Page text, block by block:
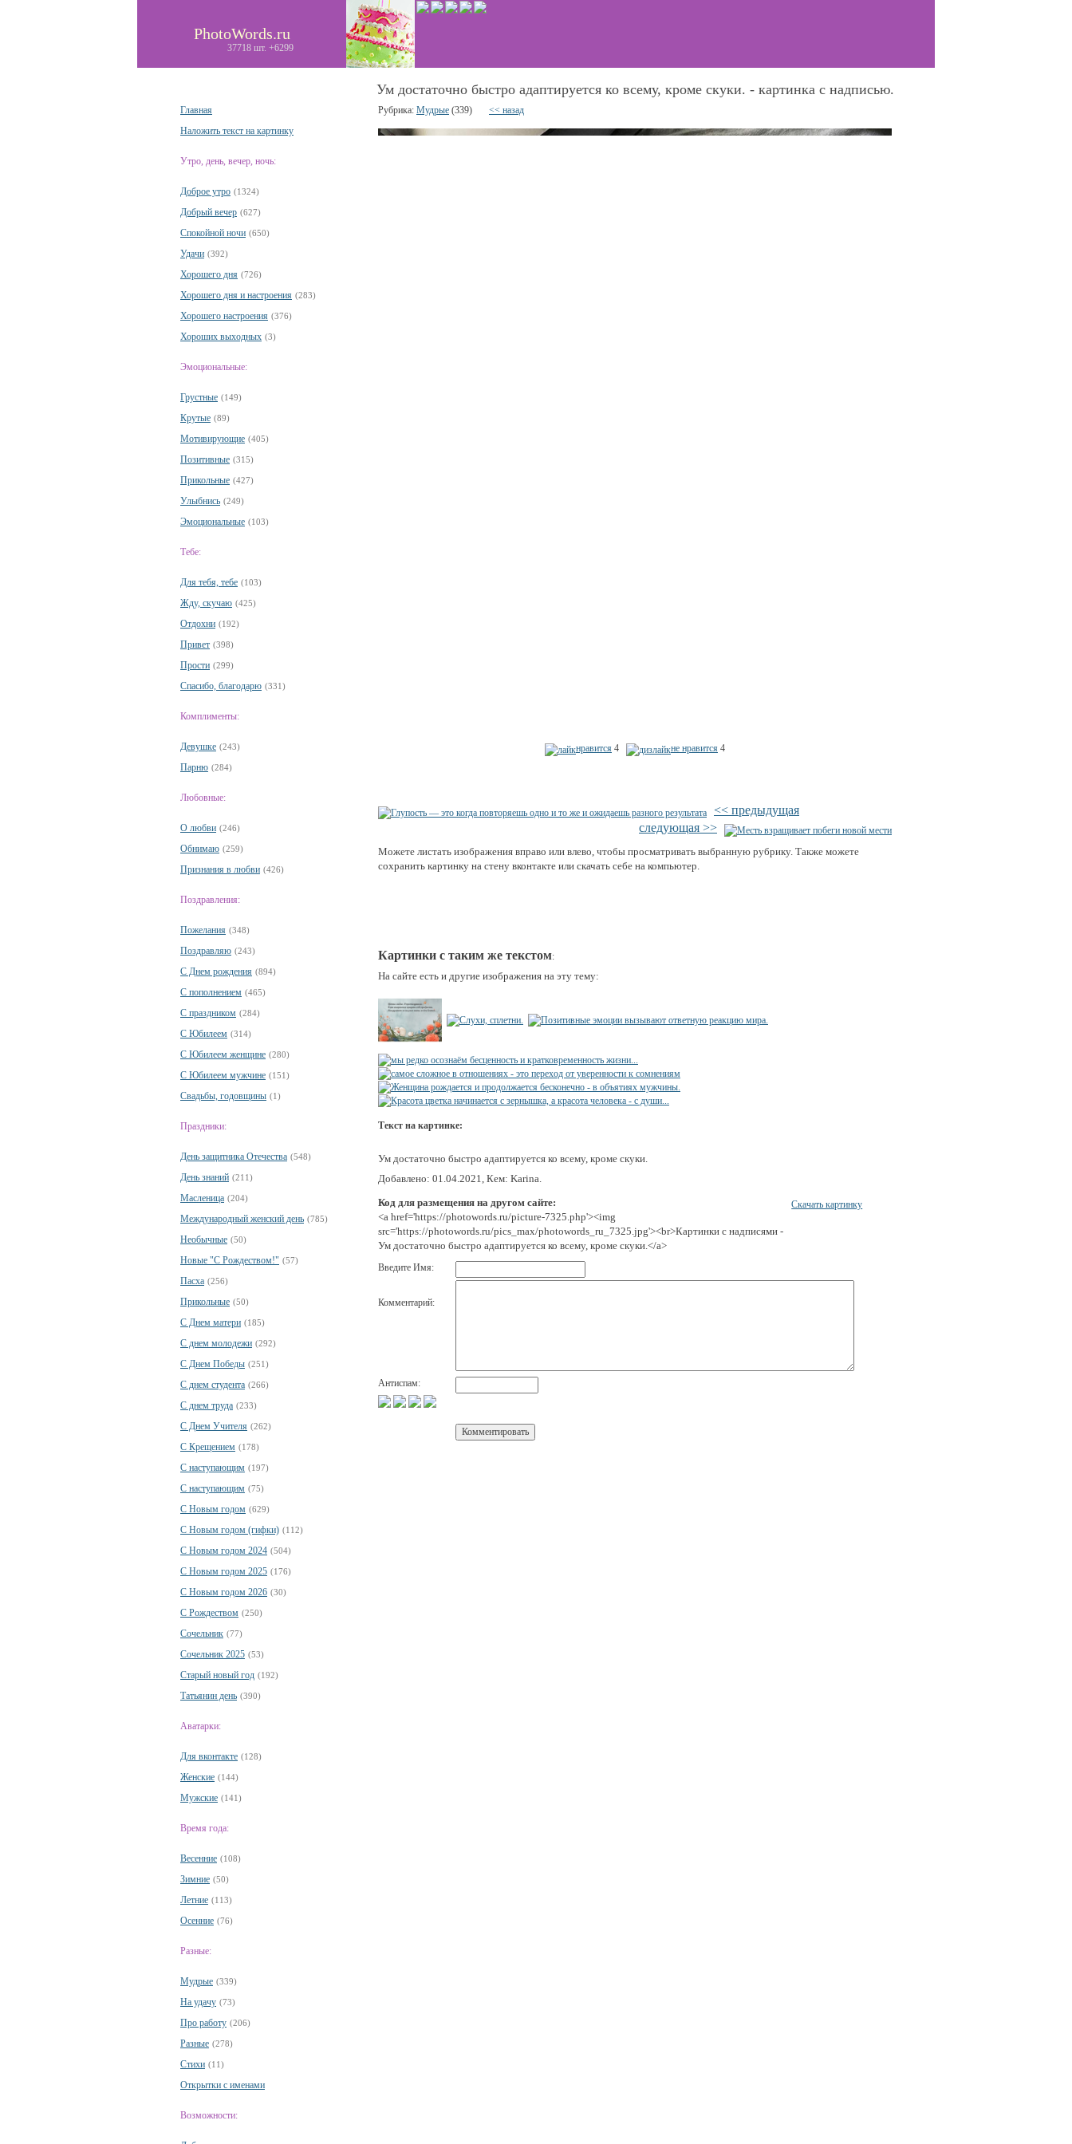
PhotoWords.ru
37718 шт. +6299
Главная
Наложить текст на картинку
Утро, день, вечер, ночь:
Доброе утро (1324)
Добрый вечер (627)
Спокойной ночи (650)
Удачи (392)
Хорошего дня (726)
Хорошего дня и настроения (283)
Хорошего настроения (376)
Хороших выходных (3)
Эмоциональные:
Грустные (149)
Крутые (89)
Мотивирующие (405)
Позитивные (315)
Прикольные (427)
Улыбнись (249)
Эмоциональные (103)
Тебе:
Для тебя, тебе (103)
Жду, скучаю (425)
Отдохни (192)
Привет (398)
Прости (299)
Спасибо, благодарю (331)
Комплименты:
Девушке (243)
Парню (284)
Любовные:
О любви (246)
Обнимаю (259)
Признания в любви (426)
Поздравления:
Пожелания (348)
Поздравляю (243)
С Днем рождения (894)
С пополнением (465)
С праздником (284)
С Юбилеем (314)
С Юбилеем женщине (280)
С Юбилеем мужчине (151)
Свадьбы, годовщины (1)
Праздники:
День защитника Отечества (548)
День знаний (211)
Масленица (204)
Международный женский день (785)
Необычные (50)
Новые "С Рождеством!" (57)
Пасха (256)
Прикольные (50)
С Днем матери (185)
С днем молодежи (292)
С Днем Победы (251)
С днем студента (266)
С днем труда (233)
С Днем Учителя (262)
С Крещением (178)
С наступающим (197)
С наступающим (75)
С Новым годом (629)
С Новым годом (гифки) (112)
С Новым годом 2024 (504)
С Новым годом 2025 (176)
С Новым годом 2026 (30)
С Рождеством (250)
Сочельник (77)
Сочельник 2025 (53)
Старый новый год (192)
Татьянин день (390)
Аватарки:
Для вконтакте (128)
Женские (144)
Мужские (141)
Время года:
Весенние (108)
Зимние (50)
Летние (113)
Осенние (76)
Разные:
Мудрые (339)
На удачу (73)
Про работу (206)
Разные (278)
Стихи (11)
Открытки с именами
Возможности:
Ум достаточно быстро адаптируется ко всему, кроме скуки. - картинка с надписью.
Рубрика: Мудрые (339) << назад
нравится 4 не нравится 4
<< предыдущая
следующая >>
Можете листать изображения вправо или влево, чтобы просматривать выбранную рубрику. Также можете
сохранить картинку на стену вконтакте или скачать себе на компьютер.
Картинки с таким же текстом:
На сайте есть и другие изображения на эту тему:
Текст на картинке:
Ум достаточно быстро адаптируется ко всему, кроме скуки.
Добавлено: 01.04.2021, Кем: Karina.
Код для размещения на другом сайте:
<a href='https://photowords.ru/picture-7325.php'><img
src='https://photowords.ru/pics_max/photowords_ru_7325.jpg'><br>Картинки с надписями -
Ум достаточно быстро адаптируется ко всему, кроме скуки.</a>
Скачать картинку
Введите Имя:
Комментарий:
Антиспам: